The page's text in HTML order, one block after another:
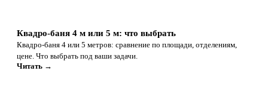
Квадро-баня 4 м или 5 м: что выбрать
Квадро-баня 4 или 5 метров: сравнение по площади, отделениям,
цене. Что выбрать под ваши задачи.
Читать →